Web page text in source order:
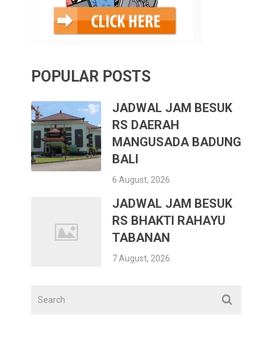
POPULAR POSTS
JADWAL JAM BESUK
RS DAERAH
MANGUSADA BADUNG
BALI
6 August, 2026
JADWAL JAM BESUK
RS BHAKTI RAHAYU
TABANAN
7 August, 2026